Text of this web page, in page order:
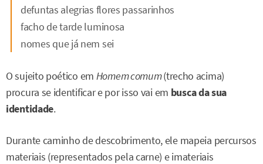
defuntas alegrias flores passarinhos
facho de tarde luminosa
nomes que já nem sei
O sujeito poético em Homem comum(trecho acima)
procura se identificar e por isso vai em busca da sua
identidade.
Durante caminho de descobrimento, ele mapeia percursos
materiais (representados pela carne) e imateriais